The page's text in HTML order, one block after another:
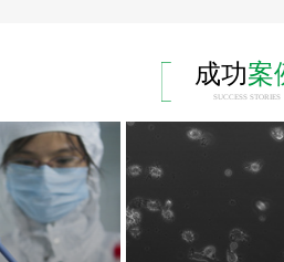
成功案
SUCCESS STORIES